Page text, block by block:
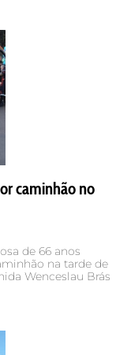
caminhão no
de 66 anos
na tarde de
Wenceslau Brás